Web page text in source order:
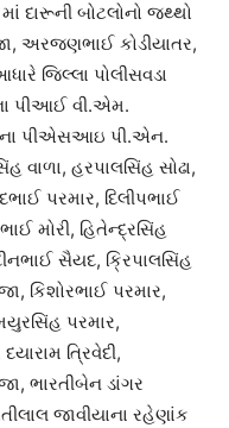
દારૂની બોટલોનો જથ્થો
અરજણભાઈ કોડીયાતર,
જિલ્લા પોલીસવડા
પીઆઈ વી.એમ.
પીએસઆઇ પી.એન.
વાળા, હરપાલસિંહ સોઢા,
પરમાર, દિલીપભાઈ
મોરી, હિતેન્દ્રસિંહ
સૈયદ, ક્રિપાલસિંહ
કિશોરભાઈ પરમાર,
પરમાર,
ત્રિવેદી,
ભારતીબેન ડાંગર
જાવીયાના રહેણાંક